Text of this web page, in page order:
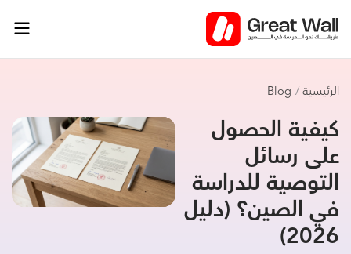
إلى
المحتوى
الرئيسية Blog
كيفية الحصول
على رسائل
التوصية للدراسة
في الصين؟ (دليل
2026)